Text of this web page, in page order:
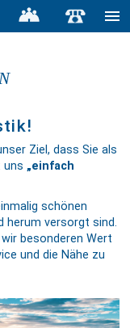
Ziel, dass Sie als
uns „einfach
schönen
herum versorgt sind.
besonderen Wert
und die Nähe zu